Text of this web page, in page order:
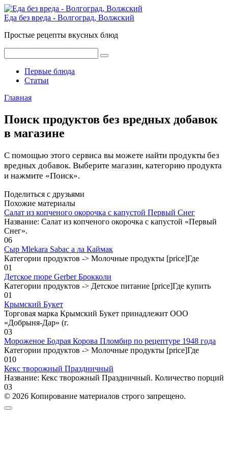
Перейти
к
Еда без вреда - Волгоград, Волжский
Простые рецепты вкусных блюд
Первые блюда
Статьи
Главная
Поиск продуктов без вредных добавок
в магазине
С помощью этого сервиса вы можете найти продукты без
вредных добавок. Выберите магазин, категорию продукта
и нажмите «Поиск».
Поделиться с друзьями
Похожие материалы
Салат из копченого окорочка с капустой Первый Снег
Название: Салат из копченого окорочка с капустой «Первый
Снег».
06
Сыр Mlekara Sabac а ла Каймак
Категории продуктов -> Молочные продукты [price]Где
01
Детское пюре Gerber Брокколи
Категории продуктов -> Детское питание [price]Где купить
01
Крымский Букет
Торговая марка Крымский Букет принадлежит ООО
«Добрыня-Дар» (г.
03
Мороженое Бодрая Корова Пломбир по рецептуре 1948 года
Категории продуктов -> Молочные продукты [price]Где
010
Кекс творожный Праздничный
Название: Кекс творожный Праздничный. Количество порций
03
© 2026 Копирование материалов строго запрещено.